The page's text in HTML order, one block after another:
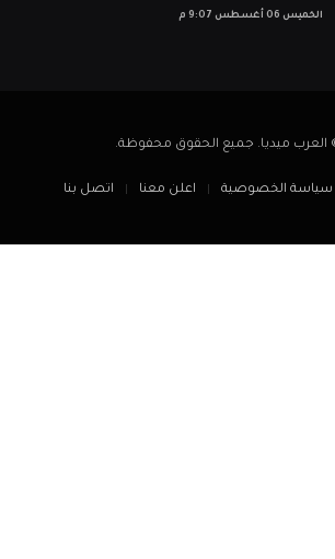
الخميس 06 أغسطس 9:07 م
سياسة الخصوصية اعلن معنا اتصل بنا